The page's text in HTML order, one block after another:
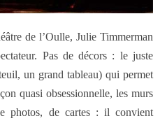
de l’Oulle, Julie Timmerman
Pas de décors : le juste
un grand tableau) qui permet
quasi obsessionnelle, les murs
photos, de cartes : il convient